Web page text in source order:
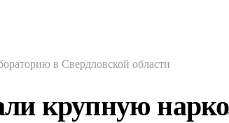
в Свердловской области
крупную